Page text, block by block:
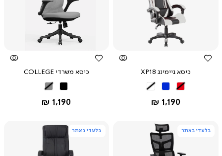
צפייה
מהירה
כיסא גיימינג XP18
שחור
שחורשחור
החל מ-
1,190 ₪
צפייה
מהירה
כיסא משרדי COLLEGE
שחוראפור
החל מ-
1,190 ₪
בלעדי באתר בלעדי באתר